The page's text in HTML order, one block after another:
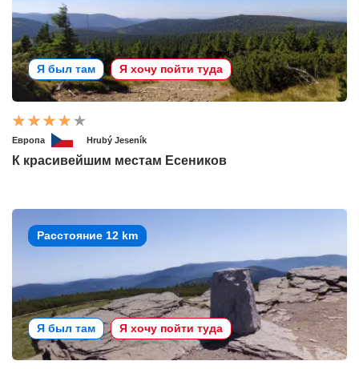
Я был там Я хочу пойти туда
Европа Hrubý Jeseník
К красивейшим местам Есеников
Расстояние 12 km
Я был там Я хочу пойти туда